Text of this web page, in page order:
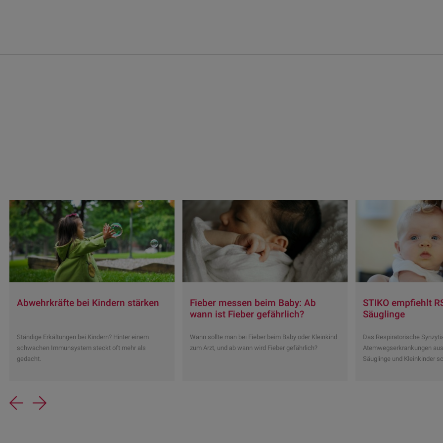
Abwehrkräfte bei Kindern stärken
Ständige Erkältungen bei Kindern? Hinter einem
schwachen Immunsystem steckt oft mehr als
gedacht.
Fieber messen beim Baby: Ab
wann ist Fieber gefährlich?
Wann sollte man bei Fieber beim Baby oder Kleinkind
zum Arzt, und ab wann wird Fieber gefährlich?
STIKO empfiehlt
Säuglinge
Das Respiratorische
Atemwegserkrankungen
Säuglinge und Kleinkinder
Previous
Next